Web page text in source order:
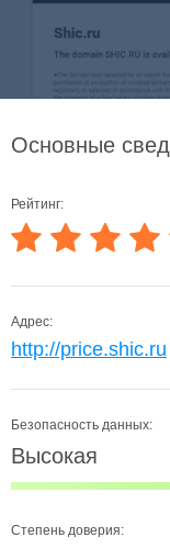
Основные
Рейтинг:
Адрес:
http://price.shic.ru
Безопасность данных:
Высокая
Степень доверия: